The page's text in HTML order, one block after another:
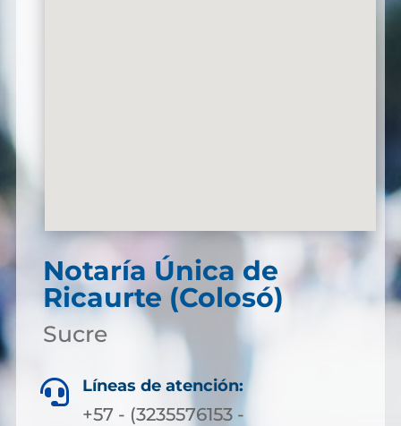
Notaría Única de
Ricaurte (Colosó)
Sucre
 Líneas de atención:
+57 - (3235576153 -